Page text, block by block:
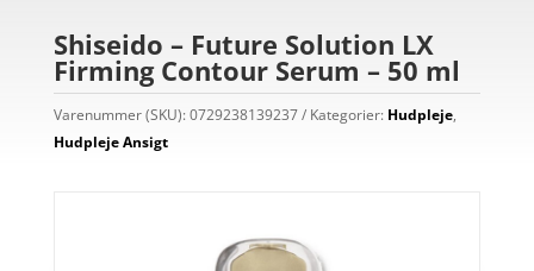
Shiseido – Future Solution LX
Firming Contour Serum – 50 ml
Varenummer (SKU):0729238139237 Kategorier: Hudpleje,
Hudpleje Ansigt